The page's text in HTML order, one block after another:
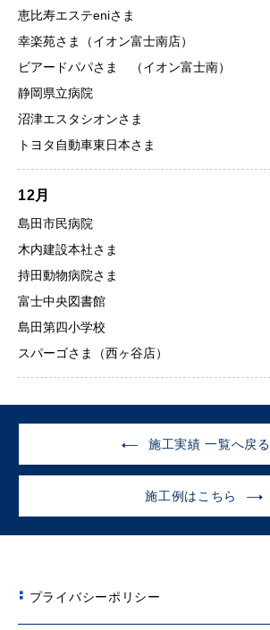
恵比寿エステeniさま
幸楽苑さま（イオン富士南店）
ビアードパパさま （イオン富士南）
静岡県立病院
沼津エスタシオンさま
トヨタ自動車東日本さま
12月
島田市民病院
木内建設本社さま
持田動物病院さま
富士中央図書館
島田第四小学校
スパーゴさま（西ヶ谷店）
施工実績 一覧へ戻る
施工例はこちら
プライバシーポリシー